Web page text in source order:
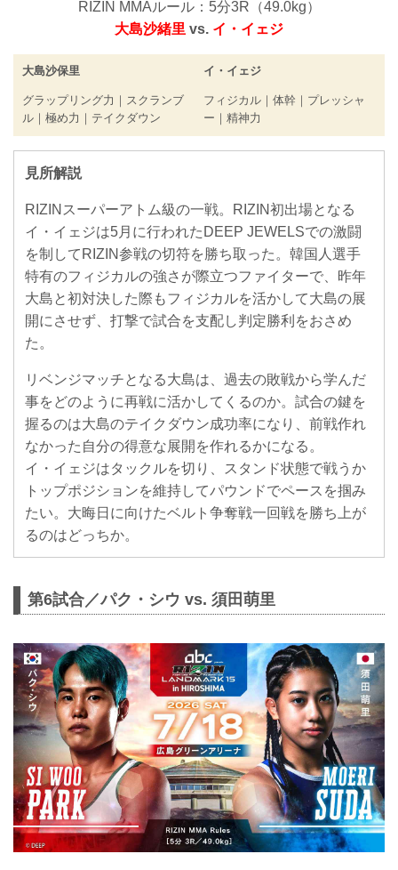
RIZIN MMAルール：5分3R（49.0kg）
大島沙緒里 vs. イ・イェジ
大島沙保里
グラップリング力｜スクランブ
ル｜極め力｜テイクダウン
イ・イェジ
フィジカル｜体幹｜プレッシャ
ー｜精神力
見所解説
RIZINスーパーアトム級の一戦。RIZIN初出場となる
イ・イェジは5月に行われたDEEP JEWELSでの激闘
を制してRIZIN参戦の切符を勝ち取った。韓国人選手
特有のフィジカルの強さが際立つファイターで、昨年
大島と初対決した際もフィジカルを活かして大島の展
開にさせず、打撃で試合を支配し判定勝利をおさめ
た。
リベンジマッチとなる大島は、過去の敗戦から学んだ
事をどのように再戦に活かしてくるのか。試合の鍵を
握るのは大島のテイクダウン成功率になり、前戦作れ
なかった自分の得意な展開を作れるかになる。
イ・イェジはタックルを切り、スタンド状態で戦うか
トップポジションを維持してパウンドでペースを掴み
たい。大晦日に向けたベルト争奪戦一回戦を勝ち上が
るのはどっちか。
第6試合／パク・シウ vs. 須田萌里